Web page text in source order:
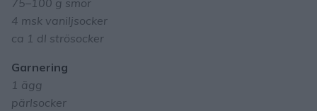
75–100 g smör
4 msk vaniljsocker
ca 1 dl strösocker
Garnering
1 ägg
pärlsocker